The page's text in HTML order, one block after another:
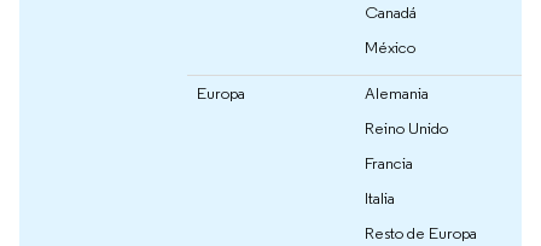
Canadá
México
Europa
Alemania
Reino Unido
Francia
Italia
Resto de Europa